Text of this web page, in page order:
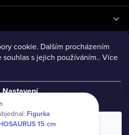
cookie. Dalším procházením
s jejich používáním.. Více
Nastavení
Souhlasím
. Všechna práva vyhrazena.
Figurka
15 cm